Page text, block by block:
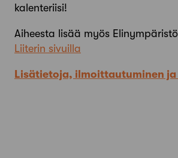
kalenteriisi!
Aiheesta lisää myös
Liiterin sivuilla
Lisätietoja, ilmoittautuminen ja